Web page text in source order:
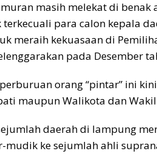
masih melekat di benak
terkecuali para calon kepala
meraih kekuasaan di
pada Desember
orang “pintar” ini
maupun Walikota dan
daerah di lampung
mudik ke sejumlah ahli